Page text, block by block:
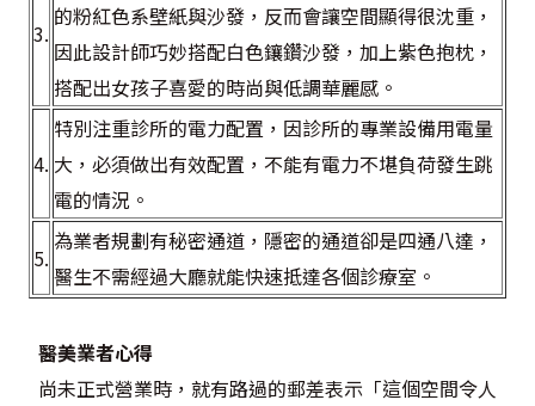
3.
的粉紅色系壁紙與沙發，反而會讓空間顯得很沈重，
因此設計師巧妙搭配白色鑲鑽沙發，加上紫色抱枕，
搭配出女孩子喜愛的時尚與低調華麗感。
4.
特別注重診所的電力配置，因診所的專業設備用電量
大，必須做出有效配置，不能有電力不堪負荷發生跳
電的情況。
5.
為業者規劃有秘密通道，隱密的通道卻是四通八達，
醫生不需經過大廳就能快速抵達各個診療室。
  醫美業者心得
  尚未正式營業時，就有路過的郵差表示「這個空間令人